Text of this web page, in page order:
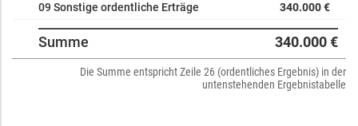
09 Sonstige ordentliche Erträge 340.000 €
Summe 340.000 €
Die Summe entspricht Zeile 26 (ordentliches Ergebnis) in der
untenstehenden Ergebnistabelle